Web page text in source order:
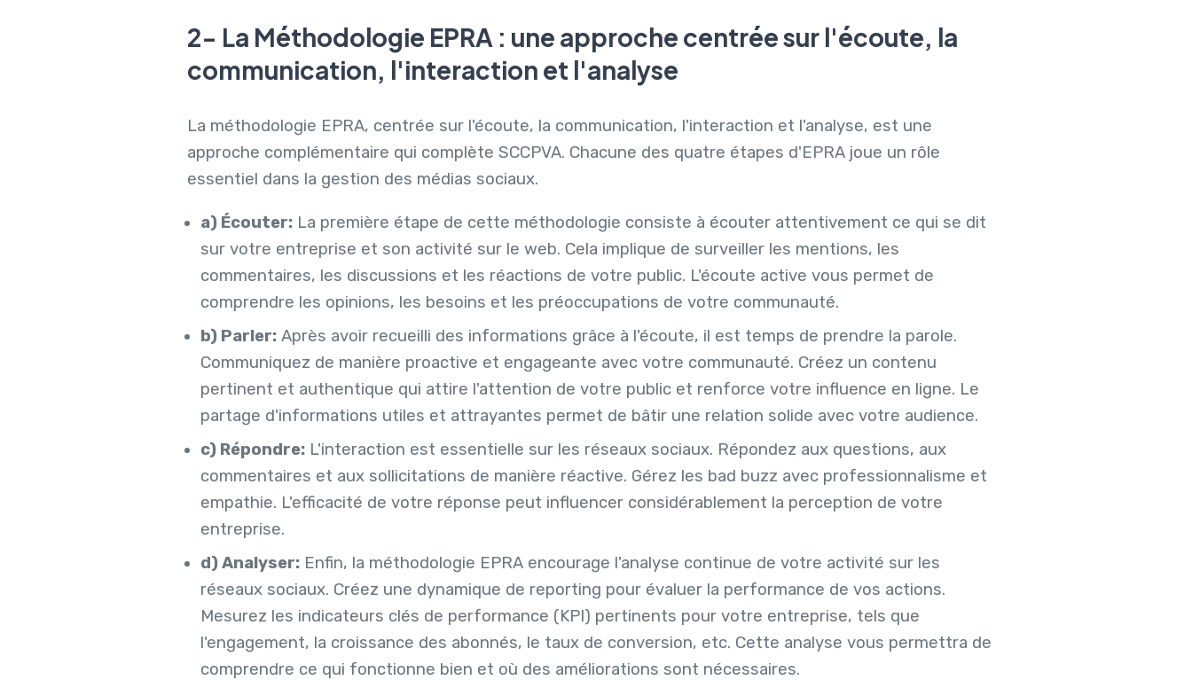
2- La Méthodologie EPRA : une approche centrée sur l'écoute, la
communication, l'interaction et l'analyse
La méthodologie EPRA, centrée sur l'écoute, la communication, l'interaction et l'analyse, est une
approche complémentaire qui complète SCCPVA. Chacune des quatre étapes d'EPRA joue un rôle
essentiel dans la gestion des médias sociaux.
a) Écouter:La première étape de cette méthodologie consiste à écouter attentivement ce qui se dit
sur votre entreprise et son activité sur le web. Cela implique de surveiller les mentions, les
commentaires, les discussions et les réactions de votre public. L'écoute active vous permet de
comprendre les opinions, les besoins et les préoccupations de votre communauté.
b) Parler:Après avoir recueilli des informations grâce à l'écoute, il est temps de prendre la parole.
Communiquez de manière proactive et engageante avec votre communauté. Créez un contenu
pertinent et authentique qui attire l'attention de votre public et renforce votre influence en ligne. Le
partage d'informations utiles et attrayantes permet de bâtir une relation solide avec votre audience.
c) Répondre:L'interaction est essentielle sur les réseaux sociaux. Répondez aux questions, aux
commentaires et aux sollicitations de manière réactive. Gérez les bad buzz avec professionnalisme et
empathie. L'efficacité de votre réponse peut influencer considérablement la perception de votre
entreprise.
d) Analyser:Enfin, la méthodologie EPRA encourage l'analyse continue de votre activité sur les
réseaux sociaux. Créez une dynamique de reporting pour évaluer la performance de vos actions.
Mesurez les indicateurs clés de performance (KPI) pertinents pour votre entreprise, tels que
l'engagement, la croissance des abonnés, le taux de conversion, etc. Cette analyse vous permettra de
comprendre ce qui fonctionne bien et où des améliorations sont nécessaires.